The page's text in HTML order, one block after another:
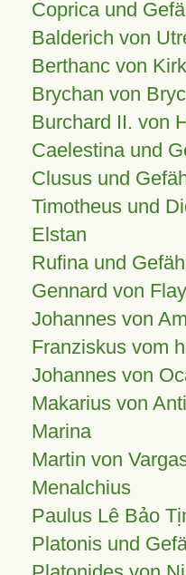
Coprica und
Balderich von
Berthanc von
Brychan von
Burchard II. von
Caelestina und
Clusus und
Timotheus und
Elstan
Rufina und
Gennard von Flay
Johannes von
Franziskus vom
Johannes von
Makarius von
Marina
Martin von
Menalchius
Paulus Lê Bảo
Platonis und